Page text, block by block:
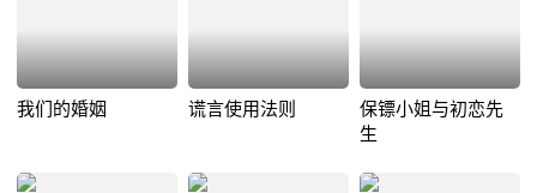
我们的婚姻 谎言使用法则
保镖小姐与初恋先
生